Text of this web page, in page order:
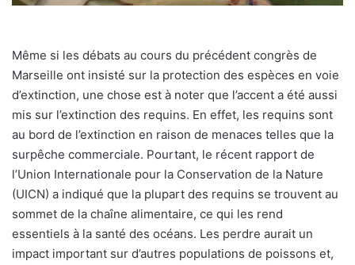
Même si les débats au cours du précédent congrès de
Marseille ont insisté sur la protection des espèces en voie
d’extinction, une chose est à noter que l’accent a été aussi
mis sur l’extinction des requins. En effet, les requins sont
au bord de l’extinction en raison de menaces telles que la
surpêche commerciale. Pourtant, le récent rapport de
l’Union Internationale pour la Conservation de la Nature
(UICN) a indiqué que la plupart des requins se trouvent au
sommet de la chaîne alimentaire, ce qui les rend
essentiels à la santé des océans. Les perdre aurait un
impact important sur d’autres populations de poissons et,